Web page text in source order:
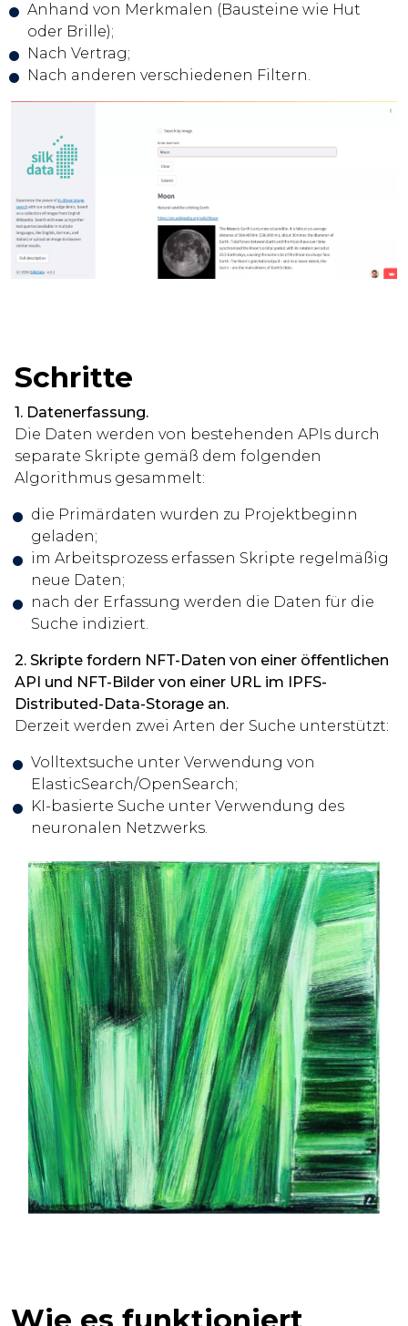
Anhand von Merkmalen (Bausteine wie Hut
oder Brille);
Nach Vertrag;
Nach anderen verschiedenen Filtern.
Schritte
1. Datenerfassung.
Die Daten werden von bestehenden APIs durch
separate Skripte gemäß dem folgenden
Algorithmus gesammelt:
die Primärdaten wurden zu Projektbeginn
geladen;
im Arbeitsprozess erfassen Skripte regelmäßig
neue Daten;
nach der Erfassung werden die Daten für die
Suche indiziert.
2. Skripte fordern NFT-Daten von einer öffentlichen
API und NFT-Bilder von einer URL im IPFS-
Distributed-Data-Storage an.
Derzeit werden zwei Arten der Suche unterstützt:
Volltextsuche unter Verwendung von
ElasticSearch/OpenSearch;
KI-basierte Suche unter Verwendung des
neuronalen Netzwerks.